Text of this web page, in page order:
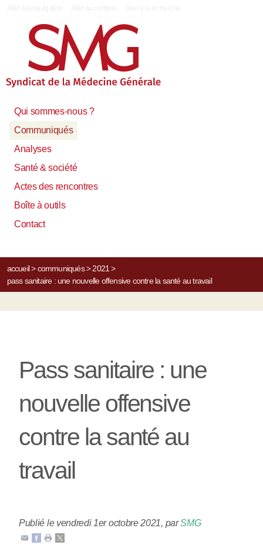
Qui sommes-nous ?
Communiqués
Analyses
Santé & société
Actes des rencontres
Boîte à outils
Contact
accueil> communiqués> 2021 >
pass sanitaire : une nouvelle offensive contre la santé au travail
Pass sanitaire : une
nouvelle offensive
contre la santé au
travail
Publié le vendredi 1er octobre 2021, parSMG